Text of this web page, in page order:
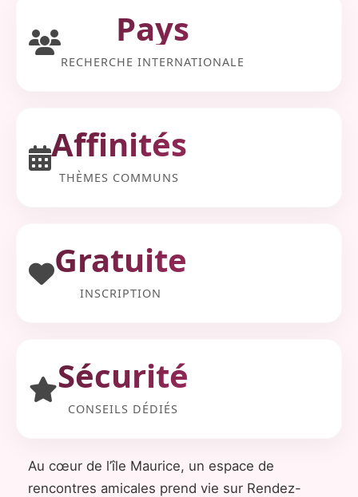
Pays
RECHERCHE INTERNATIONALE
Affinités
THÈMES COMMUNS
Gratuite
INSCRIPTION
Sécurité
CONSEILS DÉDIÉS
Au cœur de l’île Maurice, un espace de
rencontres amicales prend vie sur Rendez-